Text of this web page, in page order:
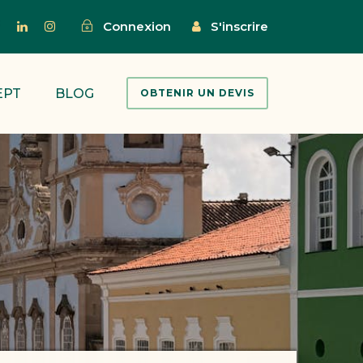
Connexion S'inscrire
BLOG OBTENIR UN DEVIS